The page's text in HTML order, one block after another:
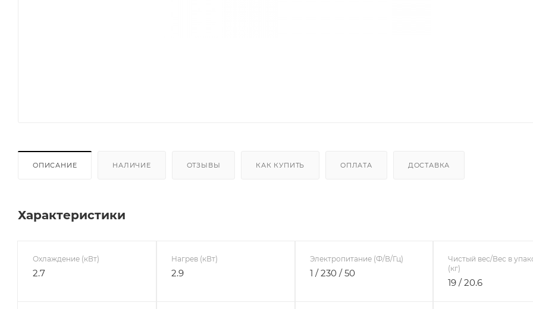
ОПИСАНИЕ НАЛИЧИЕ ОТЗЫВЫ КАК КУПИТЬ ОПЛАТА ДОСТАВКА
Характеристики
Охлаждение (кВт)
2.7
Нагрев (кВт)
2.9
Электропитание (Ф/В/Гц)
1 / 230 / 50
Чистый вес/Вес в
(кг)
19 / 20.6